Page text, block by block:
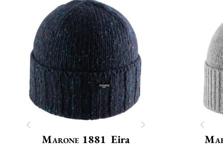
Marone 1881 Eira